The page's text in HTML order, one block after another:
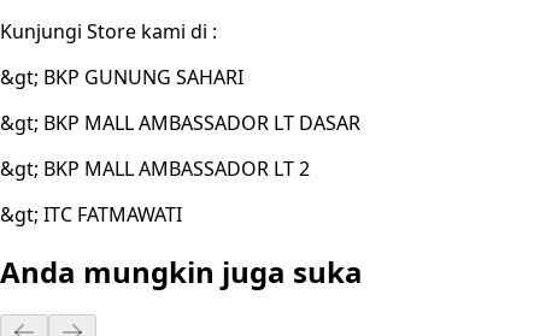
Kunjungi Store kami di :
&gt; BKP GUNUNG SAHARI
&gt; BKP MALL AMBASSADOR LT DASAR
&gt; BKP MALL AMBASSADOR LT 2
&gt; ITC FATMAWATI
Anda mungkin juga suka